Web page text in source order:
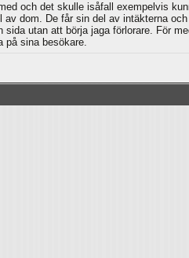
och det skulle isåfall exempelvis
dom. De får sin del av intäkterna
utan att börja jaga förlorare. För
på sina besökare.